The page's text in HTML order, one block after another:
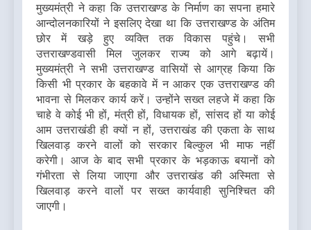
मुख्यमंत्री ने कहा कि उत्तराखण्ड के निर्माण का सपना हमारे
आन्दोलनकारियों ने इसलिए देखा था कि उत्तराखण्ड के अंतिम
छोर में खड़े हुए व्यक्ति तक विकास पहुंचे। सभी
उत्तराखण्डवासी मिल जुलकर राज्य को आगे बढ़ायें।
मुख्यमंत्री ने सभी उत्तराखण्ड वासियों से आग्रह किया कि
किसी भी प्रकार के बहकावे में न आकर एक उत्तराखण्ड की
भावना से मिलकर कार्य करें। उन्होंने सख्त लहजे में कहा कि
चाहे वे कोई भी हों, मंत्री हों, विधायक हों, सांसद हों या कोई
आम उत्तराखंडी ही क्यों न हों, उत्तराखंड की एकता के साथ
खिलवाड़ करने वालों को सरकार बिल्कुल भी माफ नहीं
करेगी। आज के बाद सभी प्रकार के भड़काऊ बयानों को
गंभीरता से लिया जाएगा और उत्तराखंड की अस्मिता से
खिलवाड़ करने वालों पर सख्त कार्यवाही सुनिश्चित की
जाएगी।